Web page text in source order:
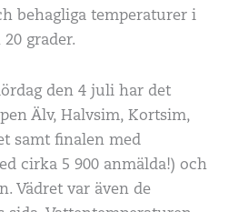
behagliga temperaturer i
grader.
den 4 juli har det
Älv, Halvsim, Kortsim,
samt finalen med
cirka 5 900 anmälda!) och
Vädret var även de